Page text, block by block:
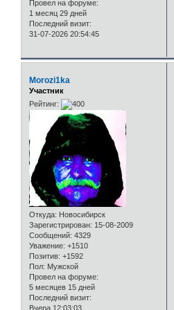
Провел на форуме:
1 месяц 29 дней
Последний визит:
31-07-2026 20:54:45
Morozi1ka
Участник
Рейтинг:
Откуда: Новосибирск
Зарегистрирован: 15-08-2009
Сообщений: 4329
Уважение: +1510
Позитив: +1592
Пол: Мужской
Провел на форуме:
5 месяцев 15 дней
Последний визит:
Вчера 12:03:03